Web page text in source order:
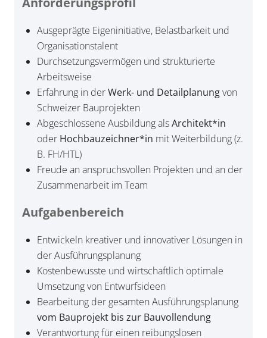
Ausgeprägte Eigeninitiative, Belastbarkeit und
Organisationstalent
Durchsetzungsvermögen und strukturierte
Arbeitsweise
Erfahrung in derWerk- und Detailplanungvon
Schweizer Bauprojekten
Abgeschlossene Ausbildung alsArchitekt*in
oder Hochbauzeichner*in mit Weiterbildung (z.
B. FH/HTL)
Freude an anspruchsvollen Projekten und an der
Zusammenarbeit im Team
Aufgabenbereich
Entwickeln kreativer und innovativer Lösungen in
der Ausführungsplanung
Kostenbewusste und wirtschaftlich optimale
Umsetzung von Entwurfsideen
Bearbeitung der gesamten Ausführungsplanung
vom Bauprojekt bis zur Bauvollendung
Verantwortung für einen reibungslosen